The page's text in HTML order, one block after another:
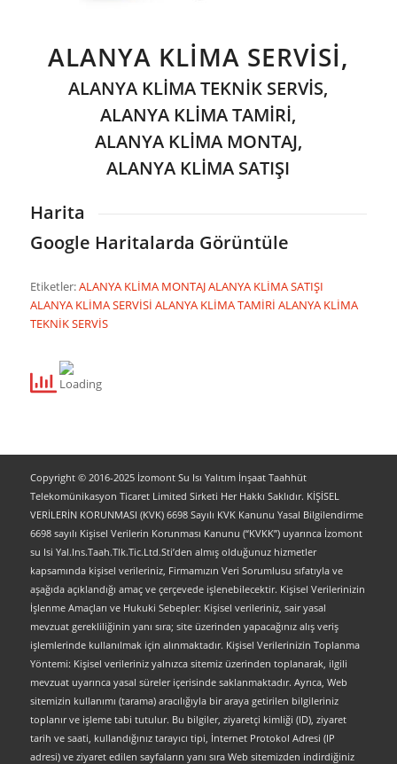
ALANYA KLİMA SERVİSİ,
ALANYA KLİMA TEKNİK SERVİS,
ALANYA KLİMA TAMİRİ,
ALANYA KLİMA MONTAJ,
ALANYA KLİMA SATIŞI
Harita
Google Haritalarda Görüntüle
Etiketler:ALANYA KLİMA MONTAJALANYA KLİMA SATIŞI
ALANYA KLİMA SERVİSİ ALANYA KLİMA TAMİRİ ALANYA KLİMA
TEKNİK SERVİS
Copyright © 2016-2025 İzomont Su Isı Yalıtım İnşaat Taahhüt
Telekomünikasyon Ticaret Limited Sirketi Her Hakkı Saklıdır. KİŞİSEL
VERİLERİN KORUNMASI (KVK) 6698 Sayılı KVK Kanunu Yasal Bilgilendirme
6698 sayılı Kişisel Verilerin Korunması Kanunu (“KVKK”) uyarınca İzomont
su Isi Yal.Ins.Taah.Tlk.Tic.Ltd.Sti’den almış olduğunuz hizmetler
kapsamında kişisel verileriniz, Firmamızın Veri Sorumlusu sıfatıyla ve
aşağıda açıklandığı amaç ve çerçevede işlenebilecektir. Kişisel Verilerinizin
İşlenme Amaçları ve Hukuki Sebepler: Kişisel verileriniz, sair yasal
mevzuat gerekliliğinin yanı sıra; site üzerinden yapacağınız alış veriş
işlemlerinde kullanılmak için alınmaktadır. Kişisel Verilerinizin Toplanma
Yöntemi: Kişisel verileriniz yalnızca sitemiz üzerinden toplanarak, ilgili
mevzuat uyarınca yasal süreler içerisinde saklanmaktadır. Ayrıca, Web
sitemizin kullanımı (tarama) aracılığıyla bir araya getirilen bilgileriniz
toplanır ve işleme tabi tutulur. Bu bilgiler, ziyaretçi kimliği (ID), ziyaret
tarih ve saati, kullandığınız tarayıcı tipi, İnternet Protokol Adresi (IP
adresi) ve ziyaret edilen sayfaların yanı sıra Web sitemizden indirdiğiniz